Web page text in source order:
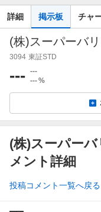
索
詳細 掲示板 チャ
(株)スーパーバ
3094 東証STD
--- ---
---%
(株)スーパー
メント詳細
投稿コメント一覧へ戻る